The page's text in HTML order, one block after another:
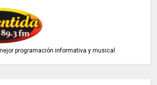
programación informativa y musical